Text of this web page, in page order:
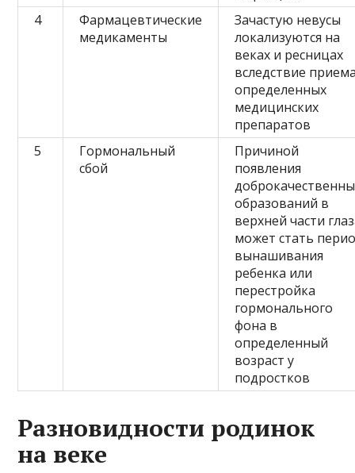
4
Фармацевтические
медикаменты
Зачастую невусы
локализуются на
веках и ресницах
вследствие
определенных
медицинских
препаратов
5
Гормональный
сбой
Причиной
появления
образований в
верхней части
может стать
вынашивания
ребенка или
перестройка
гормонального
фона в
определенный
возраст у
подростков
Разновидности родинок
на веке